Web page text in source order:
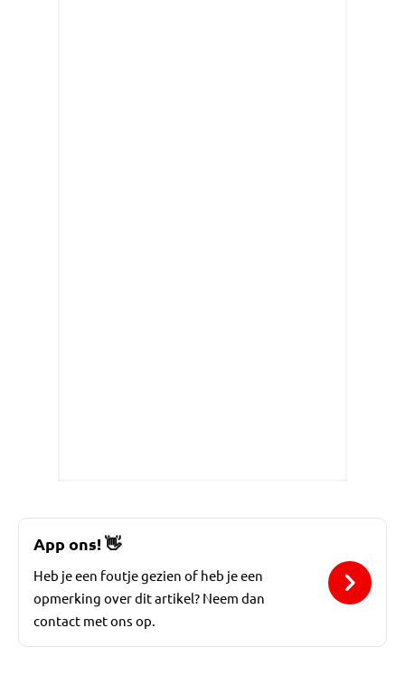
App ons!👋
Heb je een foutje gezien of heb je een
opmerking over dit artikel? Neem dan
contact met ons op.